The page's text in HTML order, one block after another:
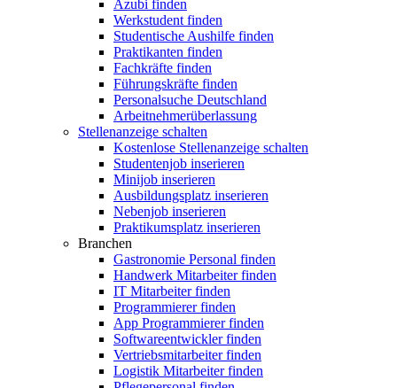
Azubi finden
Werkstudent finden
Studentische Aushilfe finden
Praktikanten finden
Fachkräfte finden
Führungskräfte finden
Personalsuche Deutschland
Arbeitnehmerüberlassung
Stellenanzeige schalten
Kostenlose Stellenanzeige schalten
Studentenjob inserieren
Minijob inserieren
Ausbildungsplatz inserieren
Nebenjob inserieren
Praktikumsplatz inserieren
Branchen
Gastronomie Personal finden
Handwerk Mitarbeiter finden
IT Mitarbeiter finden
Programmierer finden
App Programmierer finden
Softwareentwickler finden
Vertriebsmitarbeiter finden
Logistik Mitarbeiter finden